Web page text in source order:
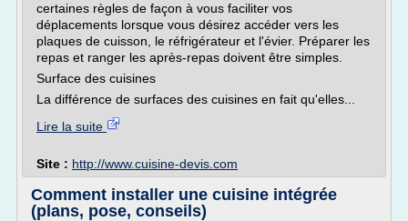
certaines règles de façon à vous faciliter vos
déplacements lorsque vous désirez accéder vers les
plaques de cuisson, le réfrigérateur et l'évier. Préparer les
repas et ranger les après-repas doivent être simples.
Surface des cuisines
La différence de surfaces des cuisines en fait qu'elles...
Lire la suite
Site : http://www.cuisine-devis.com
Comment installer une cuisine intégrée
(plans, pose, conseils)